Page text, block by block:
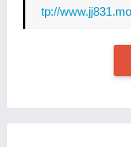
tp://